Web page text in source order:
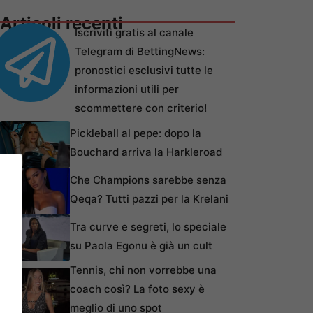
Articoli recentiIscriviti gratis al canale
Telegram di BettingNews:
pronostici esclusivi tutte le
informazioni utili per
scommettere con criterio!
Pickleball al pepe: dopo la
Bouchard arriva la Harkleroad
Che Champions sarebbe senza
Qeqa? Tutti pazzi per la Krelani
Tra curve e segreti, lo speciale
su Paola Egonu è già un cult
Tennis, chi non vorrebbe una
coach così? La foto sexy è
meglio di uno spot